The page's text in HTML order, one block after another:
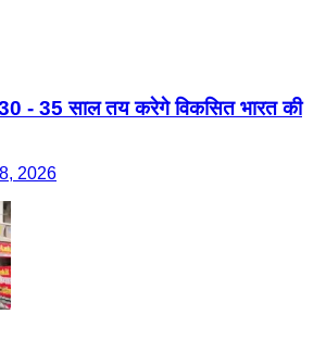
- 35 साल तय करेगे विकसित भारत की
2026